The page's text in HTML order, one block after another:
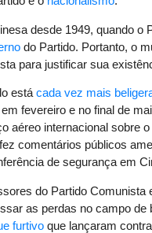
desde 1949, quando o
do Partido. Portanto, o
para justificar sua
está cada vez mais
fevereiro e no final de
aéreo internacional sobre o
comentários públicos
de segurança em
do Partido
as perdas no campo
furtivo que lançaram